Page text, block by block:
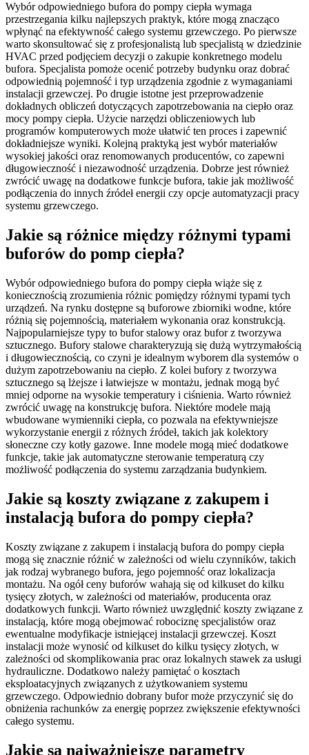
Wybór odpowiedniego bufora do pompy ciepła wymaga
przestrzegania kilku najlepszych praktyk, które mogą znacząco
wpłynąć na efektywność całego systemu grzewczego. Po pierwsze
warto skonsultować się z profesjonalistą lub specjalistą w dziedzinie
HVAC przed podjęciem decyzji o zakupie konkretnego modelu
bufora. Specjalista pomoże ocenić potrzeby budynku oraz dobrać
odpowiednią pojemność i typ urządzenia zgodnie z wymaganiami
instalacji grzewczej. Po drugie istotne jest przeprowadzenie
dokładnych obliczeń dotyczących zapotrzebowania na ciepło oraz
mocy pompy ciepła. Użycie narzędzi obliczeniowych lub
programów komputerowych może ułatwić ten proces i zapewnić
dokładniejsze wyniki. Kolejną praktyką jest wybór materiałów
wysokiej jakości oraz renomowanych producentów, co zapewni
długowieczność i niezawodność urządzenia. Dobrze jest również
zwrócić uwagę na dodatkowe funkcje bufora, takie jak możliwość
podłączenia do innych źródeł energii czy opcje automatyzacji pracy
systemu grzewczego.
Jakie są różnice między różnymi typami
buforów do pomp ciepła?
Wybór odpowiedniego bufora do pompy ciepła wiąże się z
koniecznością zrozumienia różnic pomiędzy różnymi typami tych
urządzeń. Na rynku dostępne są buforowe zbiorniki wodne, które
różnią się pojemnością, materiałem wykonania oraz konstrukcją.
Najpopularniejsze typy to bufor stalowy oraz bufor z tworzywa
sztucznego. Bufory stalowe charakteryzują się dużą wytrzymałością
i długowiecznością, co czyni je idealnym wyborem dla systemów o
dużym zapotrzebowaniu na ciepło. Z kolei bufory z tworzywa
sztucznego są lżejsze i łatwiejsze w montażu, jednak mogą być
mniej odporne na wysokie temperatury i ciśnienia. Warto również
zwrócić uwagę na konstrukcję bufora. Niektóre modele mają
wbudowane wymienniki ciepła, co pozwala na efektywniejsze
wykorzystanie energii z różnych źródeł, takich jak kolektory
słoneczne czy kotły gazowe. Inne modele mogą mieć dodatkowe
funkcje, takie jak automatyczne sterowanie temperaturą czy
możliwość podłączenia do systemu zarządzania budynkiem.
Jakie są koszty związane z zakupem i
instalacją bufora do pompy ciepła?
Koszty związane z zakupem i instalacją bufora do pompy ciepła
mogą się znacznie różnić w zależności od wielu czynników, takich
jak rodzaj wybranego bufora, jego pojemność oraz lokalizacja
montażu. Na ogół ceny buforów wahają się od kilkuset do kilku
tysięcy złotych, w zależności od materiałów, producenta oraz
dodatkowych funkcji. Warto również uwzględnić koszty związane z
instalacją, które mogą obejmować robociznę specjalistów oraz
ewentualne modyfikacje istniejącej instalacji grzewczej. Koszt
instalacji może wynosić od kilkuset do kilku tysięcy złotych, w
zależności od skomplikowania prac oraz lokalnych stawek za usługi
hydrauliczne. Dodatkowo należy pamiętać o kosztach
eksploatacyjnych związanych z użytkowaniem systemu
grzewczego. Odpowiednio dobrany bufor może przyczynić się do
obniżenia rachunków za energię poprzez zwiększenie efektywności
całego systemu.
Jakie są najważniejsze parametry